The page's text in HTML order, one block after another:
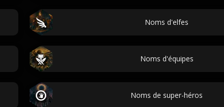
Noms d'elfes
Noms d'équipes
Noms de super-héros